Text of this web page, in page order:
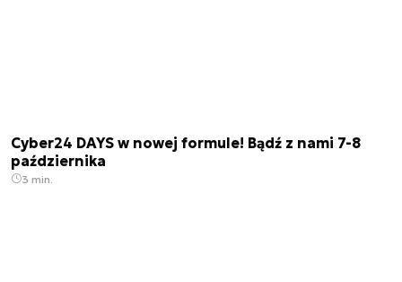
Cyber24 DAYS w nowej formule! Bądź z nami 7-8
października
3 min.